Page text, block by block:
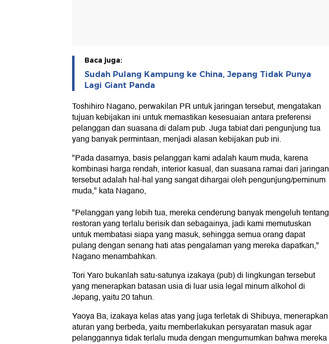
Baca juga:
Sudah Pulang Kampung ke China, Jepang Tidak Punya
Lagi Giant Panda
Toshihiro Nagano, perwakilan PR untuk jaringan tersebut, mengatakan
tujuan kebijakan ini untuk memastikan kesesuaian antara preferensi
pelanggan dan suasana di dalam pub. Juga tabiat dari pengunjung tua
yang banyak permintaan, menjadi alasan kebijakan pub ini.
"Pada dasarnya, basis pelanggan kami adalah kaum muda, karena
kombinasi harga rendah, interior kasual, dan suasana ramai dari jaringan
tersebut adalah hal-hal yang sangat dihargai oleh pengunjung/peminum
muda," kata Nagano,
"Pelanggan yang lebih tua, mereka cenderung banyak mengeluh tentang
restoran yang terlalu berisik dan sebagainya, jadi kami memutuskan
untuk membatasi siapa yang masuk, sehingga semua orang dapat
pulang dengan senang hati atas pengalaman yang mereka dapatkan,"
Nagano menambahkan.
Tori Yaro bukanlah satu-satunya izakaya (pub) di lingkungan tersebut
yang menerapkan batasan usia di luar usia legal minum alkohol di
Jepang, yaitu 20 tahun.
Yaoya Ba, izakaya kelas atas yang juga terletak di Shibuya, menerapkan
aturan yang berbeda, yaitu memberlakukan persyaratan masuk agar
pelanggannya tidak terlalu muda dengan mengumumkan bahwa mereka